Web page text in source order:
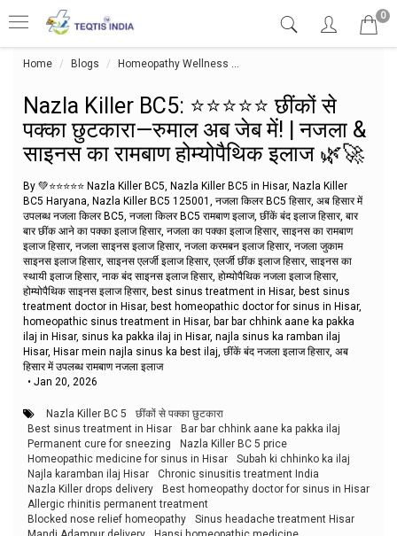
0
Home Blogs Homeopathy Wellness
Nazla Killer BC5: ⭐⭐⭐⭐⭐ छींकों से
पक्का छुटकारा—रुमाल अब जेब में! | नजला &
साइनस का रामबाण होम्योपैथिक इलाज 🌿🚀
By 💚⭐⭐⭐⭐⭐ Nazla Killer BC5, Nazla Killer BC5 in Hisar, Nazla Killer
BC5 Haryana, Nazla Killer BC5 125001, नजला किलर BC5 हिसार, अब हिसार में
उपलब्ध नजला किलर BC5, नजला किलर BC5 रामबाण इलाज, छींकें बंद इलाज हिसार, बार
बार छींक आने का पक्का इलाज हिसार, नजला का पक्का इलाज हिसार, साइनस का रामबाण
इलाज हिसार, नजला साइनस इलाज हिसार, नजला करमबन इलाज हिसार, नजला जुकाम
साइनस इलाज हिसार, साइनस एलर्जी इलाज हिसार, एलर्जी छींक इलाज हिसार, साइनस का
स्थायी इलाज हिसार, नाक बंद साइनस इलाज हिसार, होम्योपैथिक नजला इलाज हिसार,
होम्योपैथिक साइनस इलाज हिसार, best sinus treatment in Hisar, best sinus
treatment doctor in Hisar, best homeopathic doctor for sinus in Hisar,
homeopathic sinus treatment in Hisar, bar bar chhink aane ka pakka
ilaj in Hisar, sinus ka pakka ilaj in Hisar, najla sinus ka ramban ilaj
Hisar, Hisar mein najla sinus ka best ilaj, छींकें बंद नजला इलाज हिसार, अब
हिसार में उपलब्ध रामबाण नजला इलाज
• Jan 20, 2026
Nazla Killer BC 5
छींकों से पक्का छुटकारा
Best sinus treatment in Hisar
Bar bar chhink aane ka pakka ilaj
Permanent cure for sneezing
Nazla Killer BC 5 price
Homeopathic medicine for sinus in Hisar
Subah ki chhinko ka ilaj
Najla karamban ilaj Hisar
Chronic sinusitis treatment India
Nazla Killer drops delivery
Best homeopathy doctor for sinus in Hisar
Allergic rhinitis permanent treatment
Blocked nose relief homeopathy
Sinus headache treatment Hisar